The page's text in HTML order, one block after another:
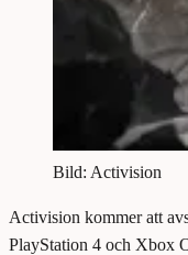
Bild: Activision
Activision kommer att
PlayStation 4 och Xbox